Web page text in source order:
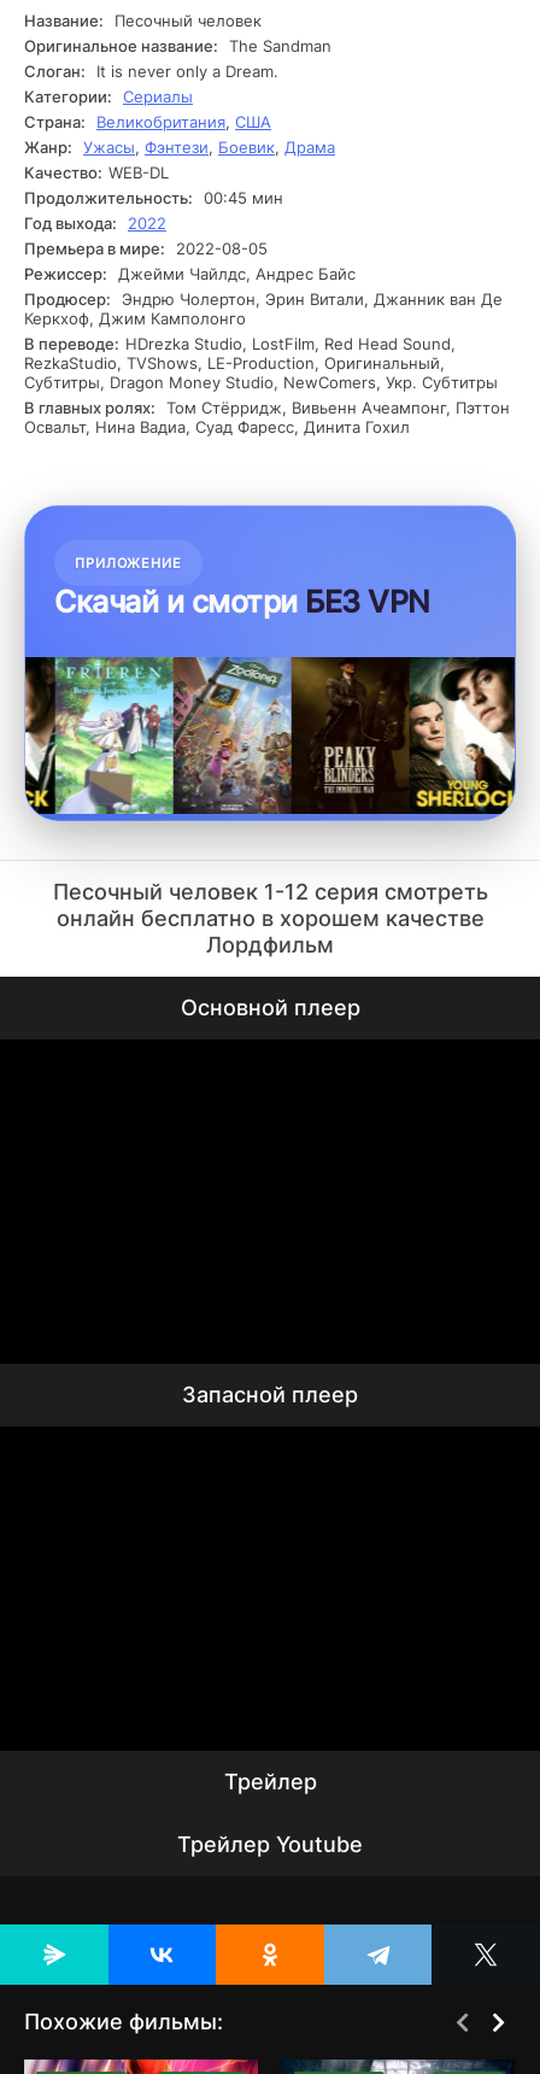
её внутренние демоны могут быть первопричинами её
разобраться с ними. Героиня погружается в свои сны и
пытается найти ответы на вопросы, которые её тревожат.
Она сталкивается с различными препятствиями, такими
как собственные тревоги и сомнения, которые мешают ей
двигаться вперёд. В процессе исследования она находит
подсказки и символы, подтверждающие её прошлое и
внутренние конфликты. Каждый новый сон открывает
новые тайны и усложняет ситуацию, заставляя её всё
больше погружаться в этот мистический мир. На одном из
ключевых этапов её сны начинают пересекаться с
реальностью, и она осознаёт, что её борьба с
внутренними демонами только начинается.
Название:
Песочный человек
Оригинальное название:
The Sandman
Слоган:
It is never only a Dream.
Категории:
Сериалы
Страна:
Великобритания, США
Жанр:
Ужасы, Фэнтези, Боевик, Драма
Качество: WEB-DL
Продолжительность:
00:45 мин
Год выхода:
2022
Премьера в мире:
2022-08-05
Режиссер:
Джейми Чайлдс, Андрес Байс
Продюсер:
Эндрю Чолертон, Эрин Витали, Джанник ван Де
Керкхоф, Джим Камполонго
В переводе: HDrezka Studio, LostFilm, Red Head Sound,
RezkaStudio, TVShows, LE-Production, Оригинальный,
Субтитры, Dragon Money Studio, NewComers, Укр. Субтитры
В главных ролях:
Том Стёрридж, Вивьенн Ачеампонг, Пэттон
Освальт, Нина Вадиа, Суад Фаресс, Динита Гохил
ПРИЛОЖЕНИЕ
Скачай и смотри БЕЗ VPN
Песочный человек 1-12 серия смотреть
онлайн бесплатно в хорошем качестве
Лордфильм
Основной плеер
Запасной плеер
Трейлер
Трейлер Youtube
Похожие фильмы: